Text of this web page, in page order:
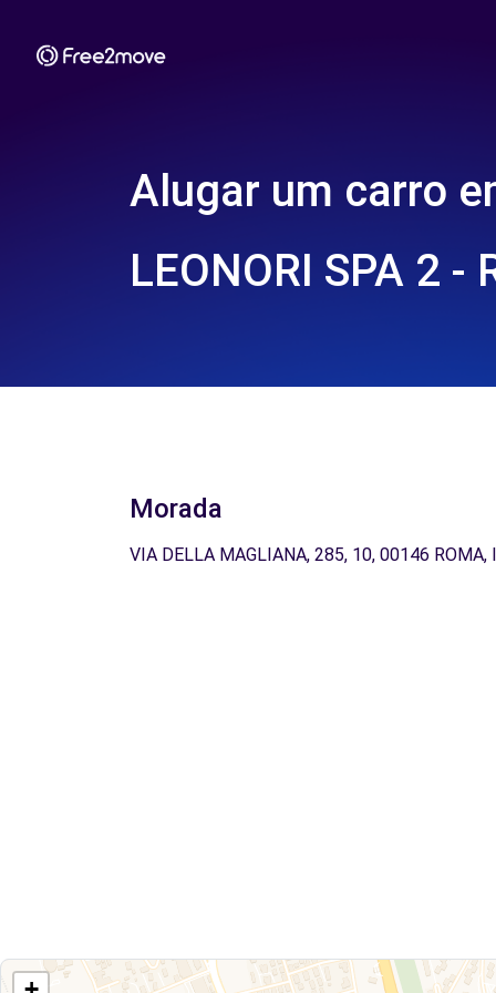
Alugar um carro
LEONORI SPA 2 -
Morada
VIA DELLA MAGLIANA, 285, 10, 00146 ROMA,